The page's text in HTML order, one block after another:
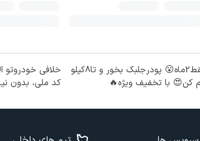
فقط2ماه😮 پودرجلبک بخور و تا8کیلو
کن😍 با تخفیف ویژه🔥
خلافی خودروتو
کد ملی، بدون